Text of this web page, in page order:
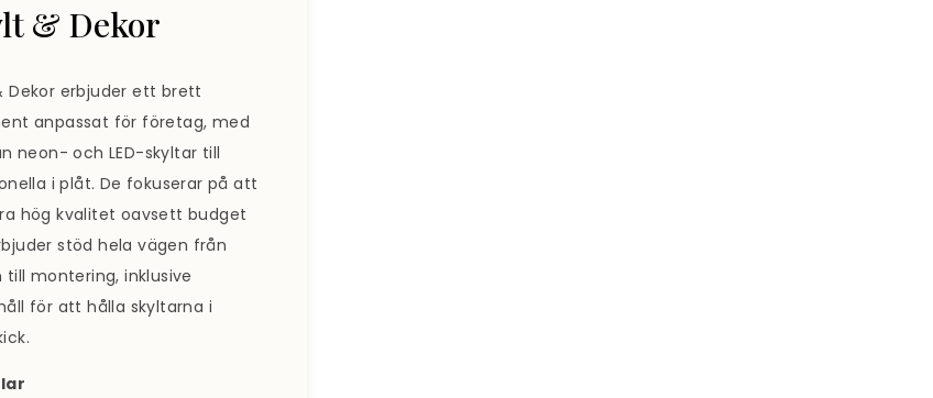
& Dekor
Dekor erbjuder ett brett
anpassat för företag, med
neon- och LED-skyltar till
i plåt. De fokuserar på att
hög kvalitet oavsett budget
stöd hela vägen från
till montering, inklusive
för att hålla skyltarna i